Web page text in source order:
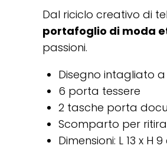
Dal riciclo creativo di
portafoglio di moda
passioni.
Disegno intagliato
6 porta tessere
2 tasche porta
Scomparto per
Dimensioni: L 13 x H